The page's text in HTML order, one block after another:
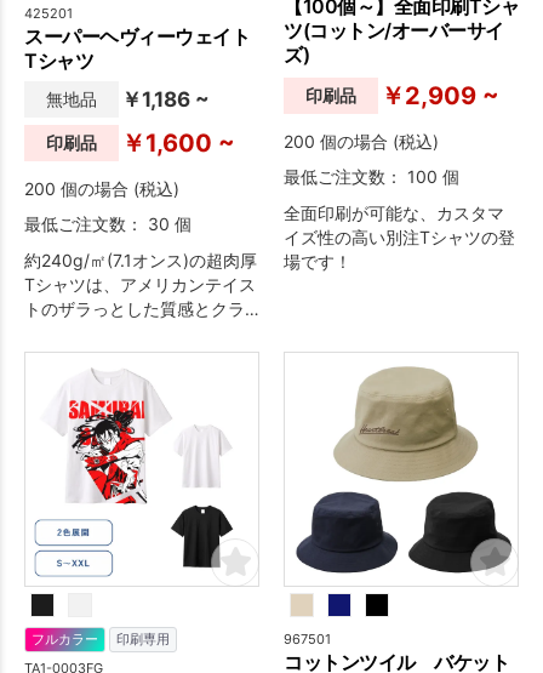
425201
スーパーヘヴィーウェイト
Tシャツ
無地品 ￥1,186 ~
印刷品 ￥1,600 ~
200 個の場合 (税込)
最低ご注文数： 30 個
約240g/㎡(7.1オンス)の超肉厚
Tシャツは、アメリカンテイス
トのザラっとした質感とクラ
あるデザインが特徴。
【100個～】全面印刷Tシャ
ツ(コットン/オーバーサイ
ズ)
印刷品 ￥2,909 ~
200 個の場合 (税込)
最低ご注文数： 100 個
全面印刷が可能な、カスタマ
イズ性の高い別注Tシャツの登
場です！
フルカラー 印刷専用
TA1-0003FG
967501
コットンツイル バケット